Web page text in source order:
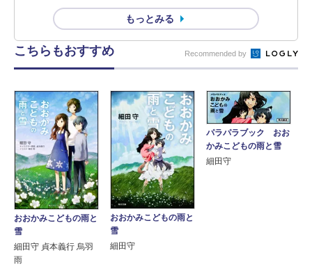
もっとみる
こちらもおすすめ Recommended by
おおかみこどもの雨と
雪
細田守 貞本義行 烏羽
雨
おおかみこどもの雨と
雪
細田守
パラパラブック おお
かみこどもの雨と雪
細田守